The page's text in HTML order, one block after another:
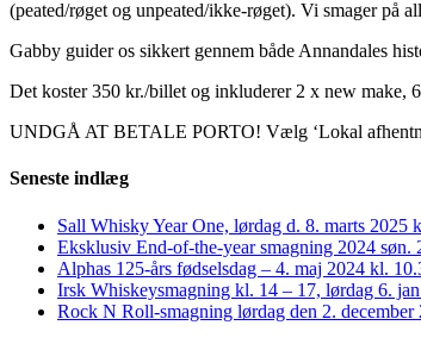
(peated/røget og unpeated/ikke-røget). Vi smager på
Gabby guider os sikkert gennem både Annandales
Det koster 350 kr./billet og inkluderer 2 x new make,
UNDGÅ AT BETALE PORTO! Vælg ‘Lokal
Seneste indlæg
Sall Whisky Year One, lørdag d. 8. marts 2025
Eksklusiv End-of-the-year smagning 2024 søn.
Alphas 125-års fødselsdag – 4. maj 2024 kl.
Irsk Whiskeysmagning kl. 14 – 17, lørdag 6.
Rock N Roll-smagning lørdag den 2. december